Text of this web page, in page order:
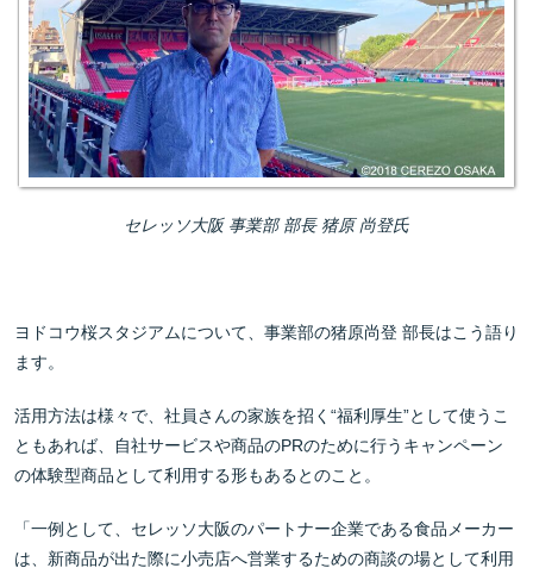
セレッソ大阪 事業部 部長 猪原 尚登氏
ヨドコウ桜スタジアムについて、事業部の猪原尚登 部長はこう語り
ます。
活用方法は様々で、社員さんの家族を招く“福利厚生”として使うこ
ともあれば、自社サービスや商品のPRのために行うキャンペーン
の体験型商品として利用する形もあるとのこと。
「一例として、セレッソ大阪のパートナー企業である食品メーカー
は、新商品が出た際に小売店へ営業するための商談の場として利用